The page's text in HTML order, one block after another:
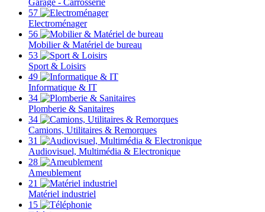
Garage - Carrosserie
57
Electroménager
56
Mobilier & Matériel de bureau
53
Sport & Loisirs
49
Informatique & IT
34
Plomberie & Sanitaires
34
Camions, Utilitaires & Remorques
31
Audiovisuel, Multimédia & Electronique
28
Ameublement
21
Matériel industriel
15